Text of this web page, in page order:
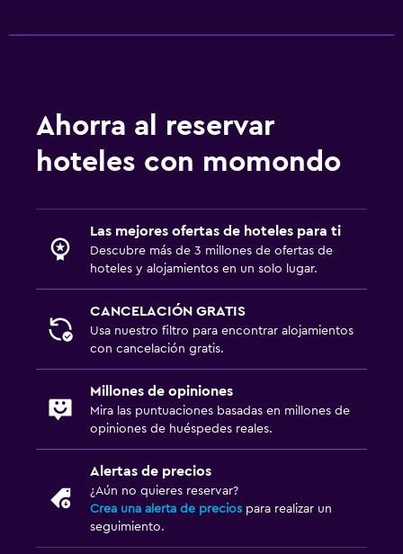
Ahorra al reservar
hoteles con momondo
Las mejores ofertas de hoteles para ti
Descubre más de 3 millones de ofertas de
hoteles y alojamientos en un solo lugar.
CANCELACIÓN GRATIS
Usa nuestro filtro para encontrar alojamientos
con cancelación gratis.
Millones de opiniones
Mira las puntuaciones basadas en millones de
opiniones de huéspedes reales.
Alertas de precios
¿Aún no quieres reservar?
Crea una alerta de precios para realizar un
seguimiento.